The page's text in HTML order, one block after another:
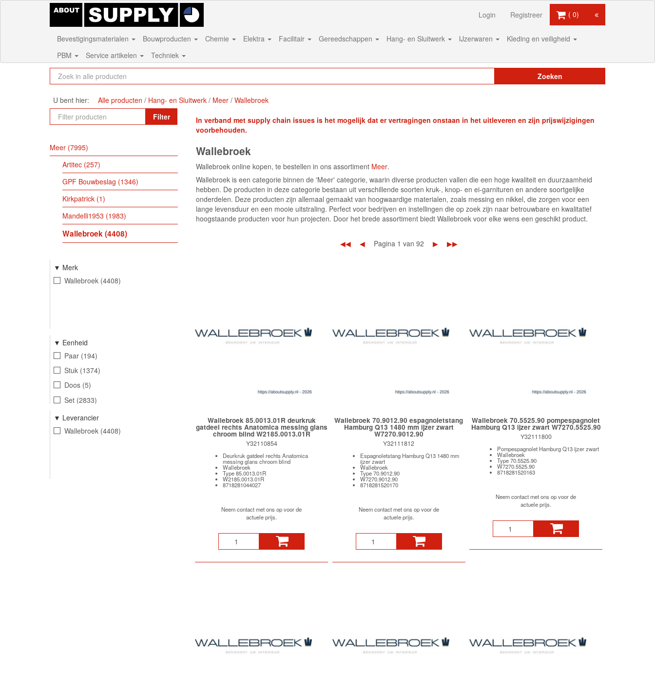
0
Login Registreer
Bevestigingsmaterialen Bouwproducten Chemie Elektra Facilitair Gereedschappen Hang- en Sluitwerk IJzerwaren
Kleding en veiligheid
PBM
Service artikelen Techniek
Zoeken
U bent hier: Alle producten Hang- en Sluitwerk Meer Wallebroek
Filter
Meer 7995
Artitec 257
GPF Bouwbeslag 1346
Kirkpatrick 1
Mandelli1953 1983
Wallebroek 4408
Merk
Wallebroek 4408
Eenheid
Paar 194
Stuk 1374
Doos 5
Set 2833
Doos 100 stuks
Leverancier
Wallebroek 4408
In verband met supply chain issues is het mogelijk dat er vertragingen onstaan in het uitleveren en zijn prijswijzigingen
voorbehouden.
Wallebroek
Wallebroek online kopen, te bestellen in ons assortiment Meer.
Wallebroek is een categorie binnen de 'Meer' categorie, waarin diverse producten vallen die een hoge kwaliteit en duurzaamheid
hebben. De producten in deze categorie bestaan uit verschillende soorten kruk-, knop- en ei-garnituren en andere soortgelijke
onderdelen. Deze producten zijn allemaal gemaakt van hoogwaardige materialen, zoals messing en nikkel, die zorgen voor een
lange levensduur en een mooie uitstraling. Perfect voor bedrijven en instellingen die op zoek zijn naar betrouwbare en kwalitatief
hoogstaande producten voor hun projecten. Door het brede assortiment biedt Wallebroek voor elke wens een geschikt product.
◀◀ ◀ Pagina 1 van 92 ▶ ▶▶
Wallebroek 85.0013.01R deurkruk
gatdeel rechts Anatomica messing glans
chroom blind W2185.0013.01R
Y32110854
Deurkruk gatdeel rechts Anatomica
messing glans chroom blind
Wallebroek
Type 85.0013.01R
W2185.0013.01R
8718281044027
Neem contact met ons op voor de
actuele prijs.
Wallebroek 70.9012.90 espagnoletstang
Hamburg Q13 1480 mm ijzer zwart
W7270.9012.90
Y32111812
Espagnoletstang Hamburg Q13 1480 mm
ijzer zwart
Wallebroek
Type 70.9012.90
W7270.9012.90
8718281520170
Neem contact met ons op voor de
actuele prijs.
Wallebroek 70.5525.90 pompespagnolet
Hamburg Q13 ijzer zwart W7270.5525.90
Y32111800
Pompespagnolet Hamburg Q13 ijzer zwart
Wallebroek
Type 70.5525.90
W7270.5525.90
8718281520163
Neem contact met ons op voor de
actuele prijs.